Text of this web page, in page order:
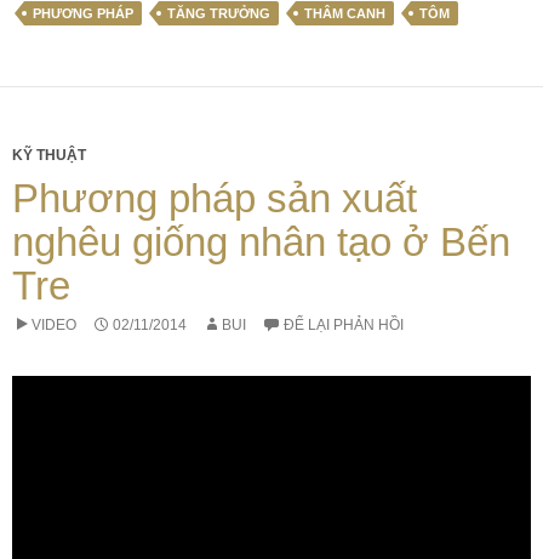
PHƯƠNG PHÁP TĂNG TRƯỞNG THÂM CANH TÔM
KỸ THUẬT
Phương pháp sản xuất
nghêu giống nhân tạo ở Bến
Tre
VIDEO 02/11/2014 BUI ĐỂ LẠI PHẢN HỒI